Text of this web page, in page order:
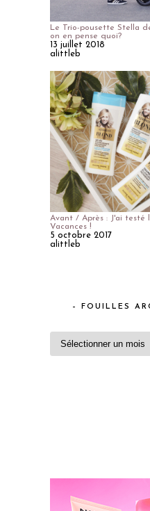
Le Trio-pousette Stella
on en pense quoi?
13 juillet 2018
alittleb
Avant / Après : J'ai testé
Vacances !
5 octobre 2017
alittleb
– FOUILLES